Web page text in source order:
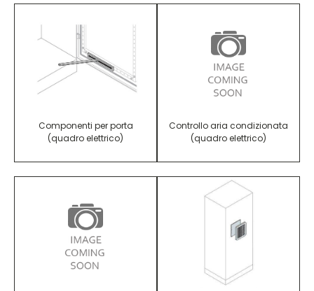
Componenti per porta
(quadro elettrico)
Controllo aria condizionata
(quadro elettrico)